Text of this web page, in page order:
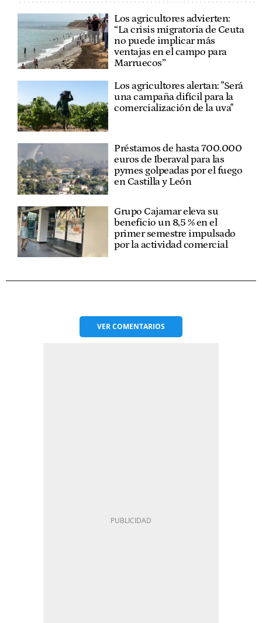
Los agricultores advierten:
“La crisis migratoria de Ceuta
no puede implicar más
ventajas en el campo para
Marruecos”
Los agricultores alertan: "Será
una campaña difícil para la
comercialización de la uva"
Préstamos de hasta 700.000
euros de Iberaval para las
pymes golpeadas por el fuego
en Castilla y León
Grupo Cajamar eleva su
beneficio un 8,5 % en el
primer semestre impulsado
por la actividad comercial
VERCOMENTARIOS